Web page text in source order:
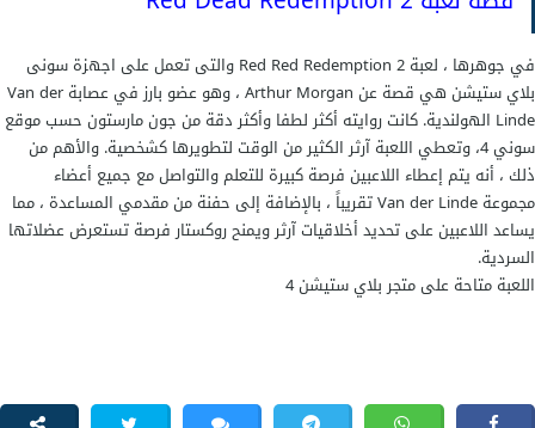
في جوهرها ، لعبة Red Red Redemption 2 والتى تعمل على اجهزة سونى
بلاي ستيشن هي قصة عن Arthur Morgan ، وهو عضو بارز في عصابة Van der
Linde الهولندية. كانت روايته أكثر لطفا وأكثر دقة من جون مارستون حسب موقع
سوني 4، وتعطي اللعبة آرثر الكثير من الوقت لتطويرها كشخصية. والأهم من
ذلك ، أنه يتم إعطاء اللاعبين فرصة كبيرة للتعلم والتواصل مع جميع أعضاء
مجموعة Van der Linde تقريباً ، بالإضافة إلى حفنة من مقدمي المساعدة ، مما
يساعد اللاعبين على تحديد أخلاقيات آرثر ويمنح روكستار فرصة تستعرض عضلاتها
السردية.
اللعبة متاحة على متجر بلاي ستيشن 4